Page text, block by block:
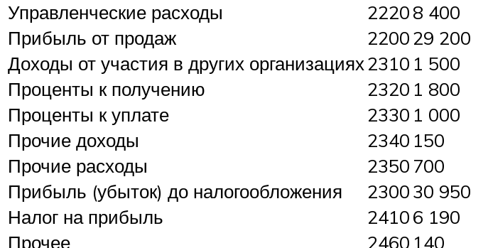
Управленческие расходы
22208 400
Прибыль от продаж
220029 200
Доходы от участия в других организациях2310 1 500
Проценты к получению
2320 1 800
Проценты к уплате
2330 1 000
Прочие доходы
2340 150
Прочие расходы
2350 700
Прибыль (убыток) до налогообложения
230030 950
Налог на прибыль
24106 190
Прочее
2460 140